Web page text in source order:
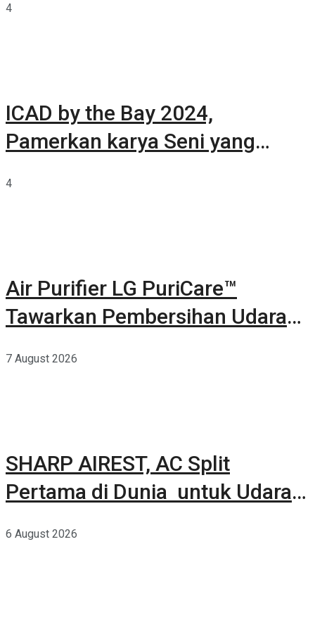
4
ICAD by the Bay 2024,
Pamerkan karya Seni yang
4
Air Purifier LG PuriCare™
Tawarkan Pembersihan Udara
7 August 2026
SHARP AIREST, AC Split
Pertama di Dunia untuk Udara
6 August 2026